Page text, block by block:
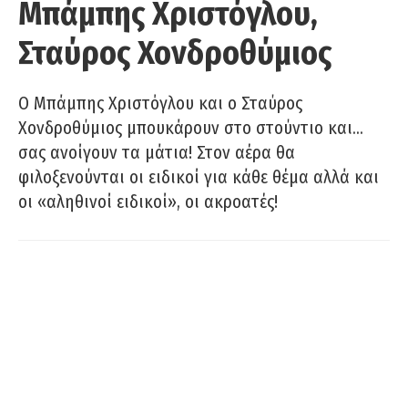
Μπάμπης Χριστόγλου,
Σταύρος Χονδροθύμιος
O Μπάμπης Χριστόγλου και ο Σταύρος
Χονδροθύμιος μπουκάρουν στο στούντιο και…
σας ανοίγουν τα μάτια! Στον αέρα θα
φιλοξενούνται οι ειδικοί για κάθε θέμα αλλά και
οι «αληθινοί ειδικοί», οι ακροατές!